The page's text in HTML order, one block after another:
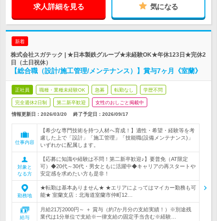
求人詳細を見る 気になる
新着
株式会社スガテック | ★日本製鉄グループ★未経験OK★年休123日★完休2
日（土日祝休）
【総合職（設計/施工管理/メンテナンス）】賞与7ヶ月《室蘭》
正社員 職種・業種未経験OK 急募 転勤なし 学歴不問
完全週休2日制 第二新卒歓迎 女性のおしごと掲載中
情報更新日：2026/03/20 終了予定日： 2026/09/17
仕事内容
【希少な専門技術を持つ人材へ育成！】適性・希望・経験等を考
慮した上で「設計」「施工管理」「技能職(設備メンテナンス)」
いずれかに配属します。
対象と
なる方
【応募に知識や経験は不問！第二新卒歓迎♪】要普免（AT限定
可）◆20代～30代・男女ともに活躍中◆キャリアの再スタートや
安定感を求めたい方も是非！
勤務地
★転勤は基本ありません★ ★エリアによってはマイカー勤務も可
能★ 室蘭支店：北海道室蘭市仲町12…
給与
月給21万2000円～ ＋ 賞与（約7か月分の支給実績！）※別途残
業代は1分単位で支給※一律支給の固定手当含む※経験…